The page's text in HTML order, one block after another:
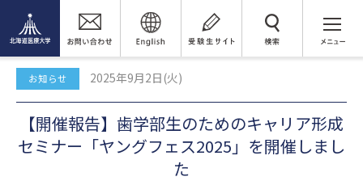
検 索
【開催報告】歯学部生のためのキャリア形成セミナー「ヤングフェス
2025」を開催しました
お知らせ 2025年9月2日(火)
【開催報告】歯学部生のためのキャリア形成
セミナー「ヤングフェス2025」を開催しまし
た